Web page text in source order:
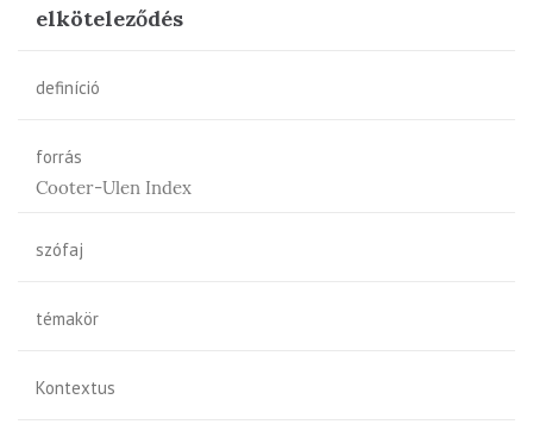
elköteleződés
definíció
forrás
Cooter-Ulen Index
szófaj
témakör
Kontextus